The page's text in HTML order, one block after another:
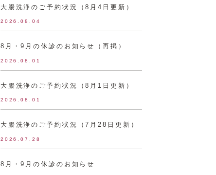
大腸洗浄のご予約状況（8月4日更新）
2026.08.04
8月・9月の休診のお知らせ（再掲）
2026.08.01
大腸洗浄のご予約状況（8月1日更新）
2026.08.01
大腸洗浄のご予約状況（7月28日更新）
2026.07.28
8月・9月の休診のお知らせ